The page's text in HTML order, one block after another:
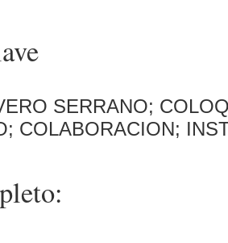
SERRANO;
COLABORACION;